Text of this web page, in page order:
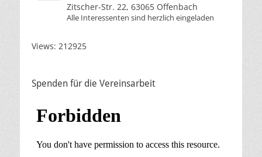
Zitscher-Str. 22, 63065 Offenbach
Alle Interessenten sind herzlich eingeladen
Views: 212925
Spenden für die Vereinsarbeit